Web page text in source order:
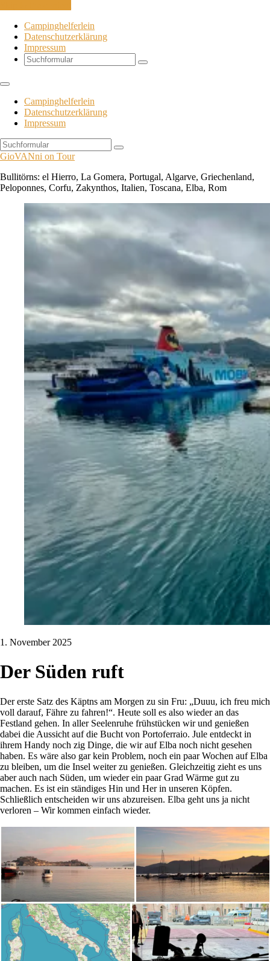
Campinghelferlein
Datenschutzerklärung
Impressum
Search
Campinghelferlein
Datenschutzerklärung
Impressum
Search
GioVANni on Tour
Bullitörns: el Hierro, La Gomera, Portugal, Algarve, Griechenland,
Peloponnes, Corfu, Zakynthos, Italien, Toscana, Elba, Rom
1. November 2025
Der Süden ruft
Der erste Satz des Käptns am Morgen zu sin Fru: „Duuu, ich freu mich
voll darauf, Fähre zu fahren!“. Heute soll es also wieder an das
Festland gehen. In aller Seelenruhe frühstücken wir und genießen
dabei die Aussicht auf die Bucht von Portoferraio. Jule entdeckt in
ihrem Handy noch zig Dinge, die wir auf Elba noch nicht gesehen
haben. Es wäre also gar kein Problem, noch ein paar Wochen auf Elba
zu bleiben, um die Insel weiter zu genießen. Gleichzeitig zieht es uns
aber auch nach Süden, um wieder ein paar Grad Wärme gut zu
machen. Es ist ein ständiges Hin und Her in unseren Köpfen.
Schließlich entscheiden wir uns abzureisen. Elba geht uns ja nicht
verloren – Wir kommen einfach wieder.